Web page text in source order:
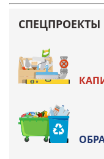
СПЕЦПРОЕКТЫ